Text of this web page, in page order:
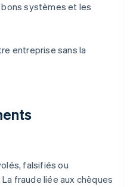
systèmes et les
entreprise sans la
falsifiés ou
fraude liée aux chèques